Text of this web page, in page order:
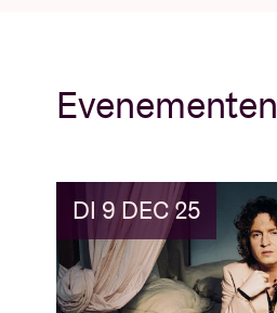
Evenementen
DI 9 DEC 25